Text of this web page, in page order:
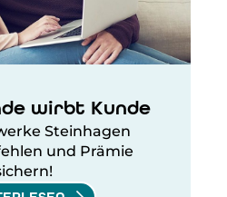
wirbt Kunde
Steinhagen
und Prämie